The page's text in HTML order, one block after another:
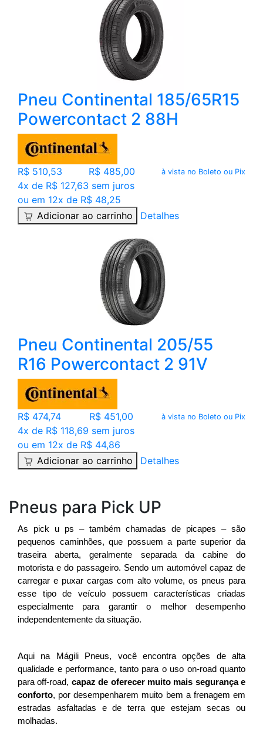
Pneu Continental 185/65R15
Powercontact 2 88H
R$ 510,53 R$ 485,00 à vista no Boleto ou Pix
4x de R$ 127,63 sem juros
ou em 12x de R$ 48,25
Adicionar ao carrinho
Detalhes
Pneu Continental 205/55
R16 Powercontact 2 91V
R$ 474,74 R$ 451,00 à vista no Boleto ou Pix
4x de R$ 118,69 sem juros
ou em 12x de R$ 44,86
Adicionar ao carrinho
Detalhes
Pneus para Pick UP
As pick u ps – também chamadas de picapes – são
pequenos caminhões, que possuem a parte superior da
traseira aberta, geralmente separada da cabine do
motorista e do passageiro. Sendo um automóvel capaz de
carregar e puxar cargas com alto volume, os pneus para
esse tipo de veículo possuem características criadas
especialmente para garantir o melhor desempenho
independentemente da situação.
Aqui na Mágili Pneus, você encontra opções de alta
qualidade e performance, tanto para o uso on-road quanto
para off-road, capaz de oferecer muito mais segurança e
conforto, por desempenharem muito bem a frenagem em
estradas asfaltadas e de terra que estejam secas ou
molhadas.